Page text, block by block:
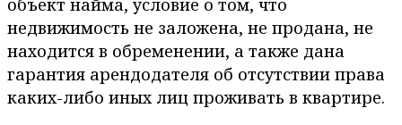
объект найма, условие о том, что
недвижимость не заложена, не продана, не
находится в обременении, а также дана
гарантия арендодателя об отсутствии права
каких-либо иных лиц проживать в квартире.